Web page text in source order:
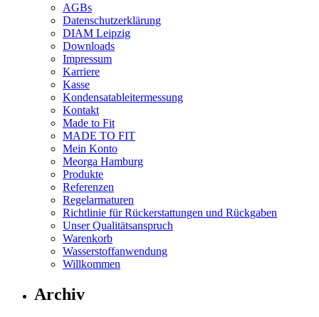
AGBs
Datenschutzerklärung
DIAM Leipzig
Downloads
Impressum
Karriere
Kasse
Kondensatableitermessung
Kontakt
Made to Fit
MADE TO FIT
Mein Konto
Meorga Hamburg
Produkte
Referenzen
Regelarmaturen
Richtlinie für Rückerstattungen und Rückgaben
Unser Qualitätsanspruch
Warenkorb
Wasserstoffanwendung
Willkommen
Archiv